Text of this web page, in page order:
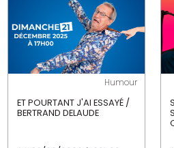
Humour
ET POURTANT J'AI ESSAYÉ /
BERTRAND DELAUDE